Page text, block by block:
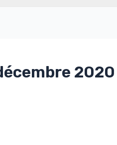
2020